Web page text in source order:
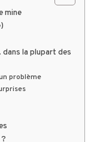
mine
la plupart des
problème